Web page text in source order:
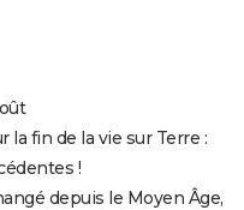
la fin de la vie sur Terre :
!
depuis le Moyen Âge,